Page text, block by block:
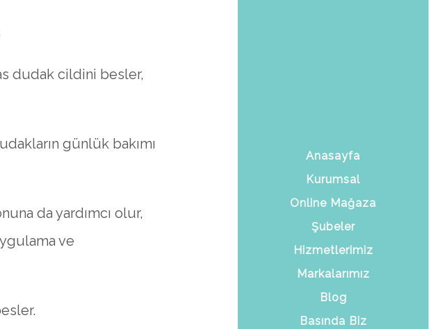
Anasayfa
Kurumsal
Online Mağaza
Şubeler
Hizmetlerimiz
Markalarımız
Blog
Basında Biz
dudak cildini besler,
günlük bakımı
da yardımcı olur,
ve